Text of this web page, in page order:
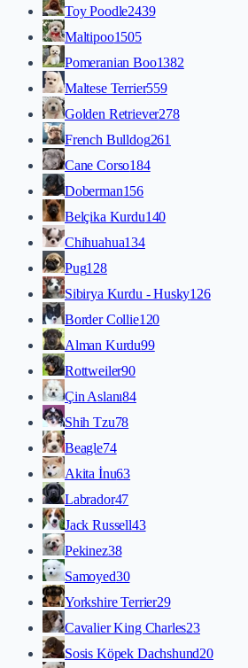
Toy Poodle2439
Maltipoo1505
Pomeranian Boo1382
Maltese Terrier559
Golden Retriever278
French Bulldog261
Cane Corso184
Doberman156
Belçika Kurdu140
Chihuahua134
Pug128
Sibirya Kurdu - Husky126
Border Collie120
Alman Kurdu99
Rottweiler90
Çin Aslanı84
Shih Tzu78
Beagle74
Akita İnu63
Labrador47
Jack Russell43
Pekinez38
Samoyed30
Yorkshire Terrier29
Cavalier King Charles23
Sosis Köpek Dachshund20